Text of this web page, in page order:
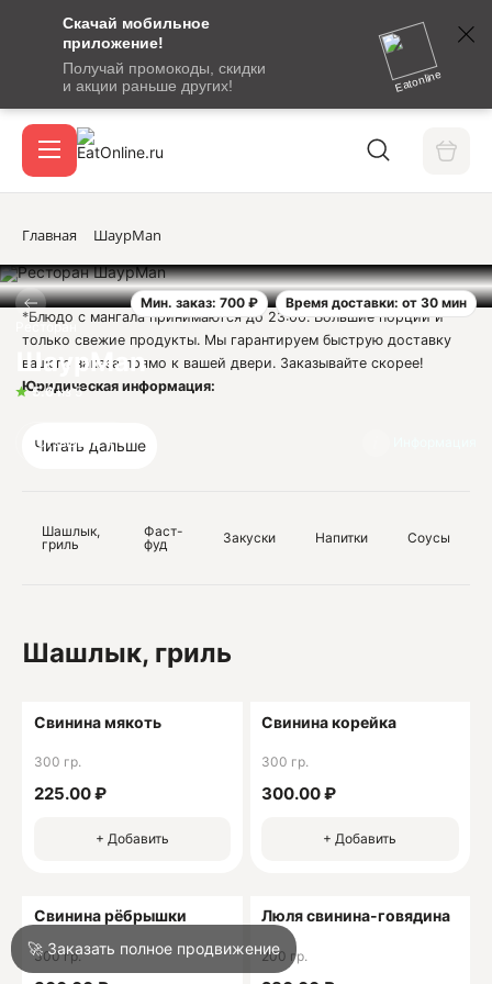
Скачай мобильное
приложение!
Получай промокоды, скидки
и акции раньше других!
Eatonline
сообщение
кодом
подтверждения
Вход / регистрация
Акции
Войти
Написать в техподдержку
Главная ШаурMan
Мин. заказ: 700 ₽
Время доставки: от 30 мин
Ресторан
ШаурMan
5.0из 5
Отзывы 4
*Блюдо с мангала принимаются до 23:00. Большие порции и
только свежие продукты. Мы гарантируем быструю доставку
вашего заказа прямо к вашей двери. Заказывайте скорее!
Юридическая информация:
ИНН 230116266090
Читать дальше
Шашлык,
гриль
Фаст-
фуд
Закуски Напитки Соусы
Шашлык, гриль
Свинина мякоть
300 гр.
225.00 ₽
+ Добавить
Свинина корейка
300 гр.
300.00 ₽
+ Добавить
Свинина рёбрышки
300 гр.
Люля свинина-говядина
200 гр.
🚀 Заказать полное продвижение